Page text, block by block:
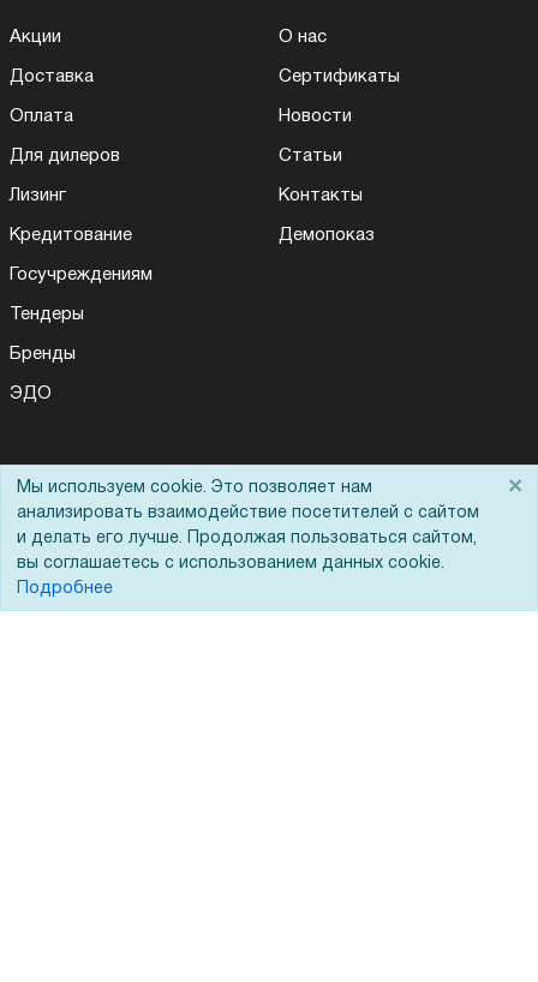
Акции
Доставка
Оплата
Для дилеров
Лизинг
Кредитование
Госучреждениям
Тендеры
Бренды
ЭДО
О нас
Сертификаты
Новости
Статьи
Контакты
Демопоказ
Помощь
Вопрос-ответ
Гарантии и возврат
Мы используем cookie. Это позволяет нам
анализировать взаимодействие посетителей с сайтом
и делать его лучше. Продолжая пользоваться сайтом,
вы соглашаетесь с использованием данных cookie.
Подробнее
×